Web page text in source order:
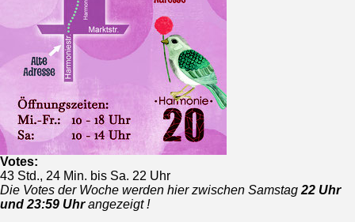
Votes:
43 Std., 24 Min. bis Sa. 22 Uhr
Die Votes der Woche werden hier zwischen Samstag 22 Uhr
und 23:59 Uhrangezeigt !